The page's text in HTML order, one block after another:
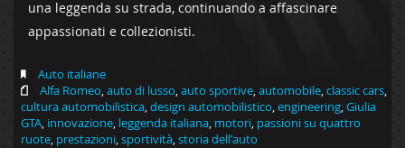
una leggenda su strada, continuando a affascinare
appassionati e collezionisti.
Auto italiane
Alfa Romeo,auto di lusso,auto sportive,automobile,classic cars,
cultura automobilistica,design automobilistico,engineering,Giulia
GTA, innovazione, leggenda italiana, motori, passioni su quattro
ruote, prestazioni,sportività,storia dell'auto